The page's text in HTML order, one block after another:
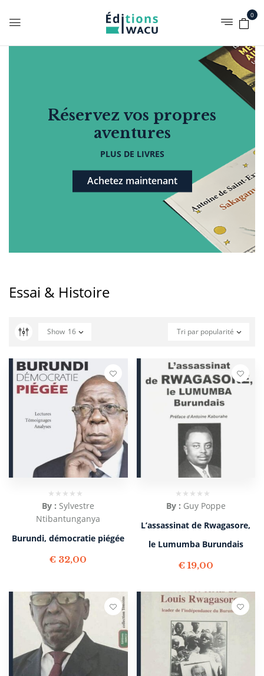
0
Réservez vos propres
aventures
PLUS DE LIVRES
Achetez maintenant
Essai & Histoire
Tri par popularité
Show 16
By : Sylvestre
Ntibantunganya
Burundi, démocratie piégée
€ 32,00
By : Guy Poppe
L’assassinat de Rwagasore,
le Lumumba Burundais
€ 19,00